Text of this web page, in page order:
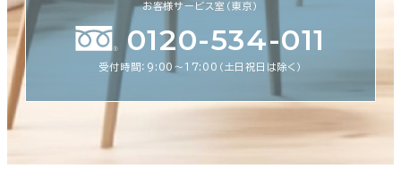
お客様サービス室（東京）
0120-534-011
受付時間：9:00〜17:00（土日祝日は除く）